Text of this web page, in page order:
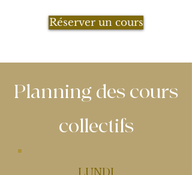
Réserver un cours
Planning des cours
collectifs